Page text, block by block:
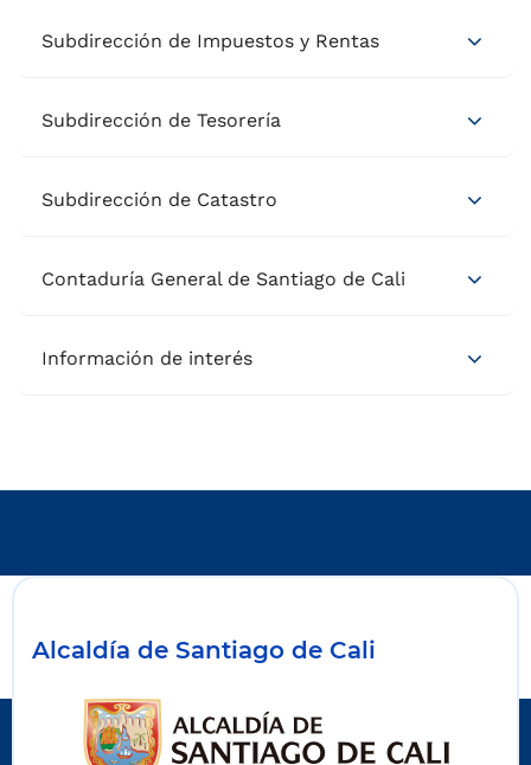
Subdirección de Impuestos y Rentas
Subdirección de Tesorería
Subdirección de Catastro
Contaduría General de Santiago de Cali
Información de interés
Alcaldía de Santiago de Cali